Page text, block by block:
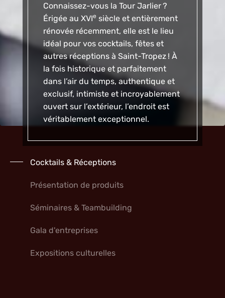
Connaissez-vous la Tour Jarlier ?
Érigée au XVIesiècle et entièrement
rénovée récemment, elle est le lieu
idéal pour vos cocktails, fêtes et
autres réceptions à Saint-Tropez! À
la fois historique et parfaitement
dans l’air du temps, authentique et
exclusif, intimiste et incroyablement
ouvert sur l’extérieur, l’endroit est
véritablement exceptionnel.
Cocktails & Réceptions
Présentation de produits
Séminaires & Teambuilding
Gala d'entreprises
Expositions culturelles